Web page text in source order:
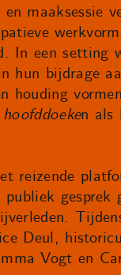
maaksessie
In een setting
hun
houding
n als
reizende
Deul,
Vogt en